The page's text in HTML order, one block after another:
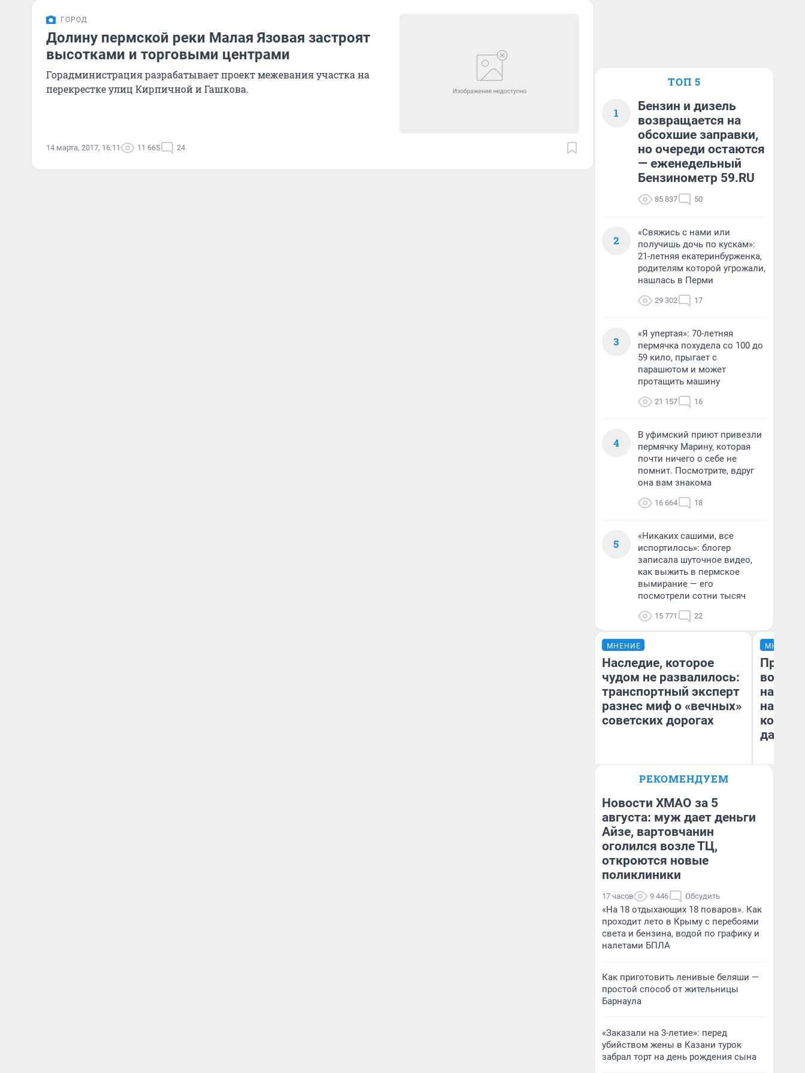
ГОРОД
Долину пермской реки Малая Язовая застроят
высотками и торговыми центрами
Горадминистрация разрабатывает проект межевания участка на
перекрестке улиц Кирпичной и Гашкова.
14 марта, 2017, 16:11 11 665 24
ТОП 5
1
Бензин и дизель
возвращается на
обсохшие заправки,
но очереди остаются
— еженедельный
Бензинометр 59.RU
85 837 50
2
«Свяжись с нами или
получишь дочь по кускам»:
21-летняя екатеринбурженка,
родителям которой угрожали,
нашлась в Перми
29 302 17
3
«Я упертая»: 70-летняя
пермячка похудела со 100 до
59 кило, прыгает с
парашютом и может
протащить машину
21 157 16
4
В уфимский приют привезли
пермячку Марину, которая
почти ничего о себе не
помнит. Посмотрите, вдруг
она вам знакома
16 664 18
5
«Никаких сашими, все
испортилось»: блогер
записала шуточное видео,
как выжить в пермское
вымирание — его
посмотрели сотни тысяч
15 771 22
МНЕНИЕ
Наследие, которое
чудом не развалилось:
транспортный эксперт
разнес миф о «вечных»
советских дорогах
Блогер, предприниматель,
бизнесе
МНЕНИЕ
нам
даже
РЕКОМЕНДУЕМ
Новости ХМАО за 5
августа: муж дает деньги
Айзе, вартовчанин
оголился возле ТЦ,
откроются новые
поликлиники
17 часов 9 446 Обсудить
«На 18 отдыхающих 18 поваров». Как
проходит лето в Крыму с перебоями
света и бензина, водой по графику и
налетами БПЛА
Как приготовить ленивые беляши —
простой способ от жительницы
Барнаула
«Заказали на 3-летие»: перед
убийством жены в Казани турок
забрал торт на день рождения сына